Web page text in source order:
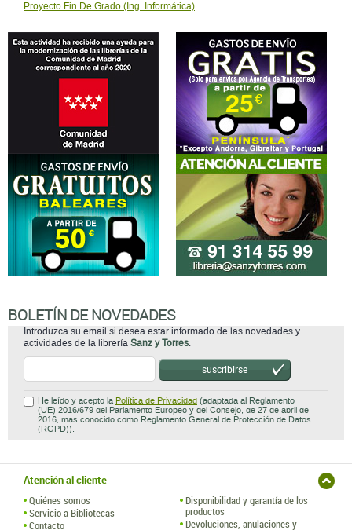
Proyecto Fin De Grado (Ing. Informática)
BOLETÍN DE NOVEDADES
Introduzca su email si desea estar informado de las novedades y
actividades de la librería Sanz y Torres.
suscribirse
He leído y acepto la Política de Privacidad (adaptada al Reglamento
(UE) 2016/679 del Parlamento Europeo y del Consejo, de 27 de abril de
2016, mas conocido como Reglamento General de Protección de Datos
(RGPD)).
Atención al cliente
Quiénes somos
Servicio a Bibliotecas
Contacto
Disponibilidad y garantía de los
productos
Devoluciones, anulaciones y